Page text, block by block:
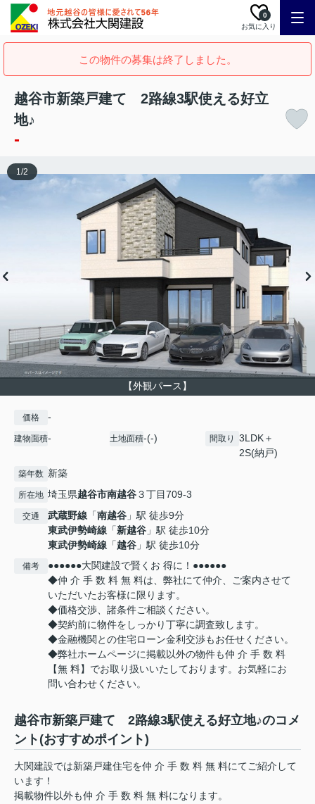
お気に入り
0
この物件の募集は終了しました。
越谷市新築戸建て 2路線3駅使える好立
地♪
-
【外観パース】
1/2
価格 -
建物面積- 土地面積-(-) 間取り
3LDK＋
2S(納戸)
築年数 新築
所在地 埼玉県越谷市南越谷３丁目709-3
交通 武蔵野線 「南越谷 」駅 徒歩9分
東武伊勢崎線 「新越谷 」駅 徒歩10分
東武伊勢崎線 「越谷 」駅 徒歩10分
備考
●●●●●●大関建設で賢くお 得に！●●●●●●
◆仲 介 手 数 料 無 料は、弊社にて仲介、ご案内させて
いただいたお客様に限ります。
◆価格交渉、諸条件ご相談ください。
◆契約前に物件をしっかり丁寧に調査致します。
◆金融機関との住宅ローン金利交渉もお任せください。
◆弊社ホームページに掲載以外の物件も仲 介 手 数 料
【無 料】でお取り扱いいたしております。お気軽にお
問い合わせください。
越谷市新築戸建て 2路線3駅使える好立地♪のコメ
ント(おすすめポイント)
大関建設では新築戸建住宅を仲 介 手 数 料 無 料にてご紹介して
います！
掲載物件以外も仲 介 手 数 料 無 料になります。